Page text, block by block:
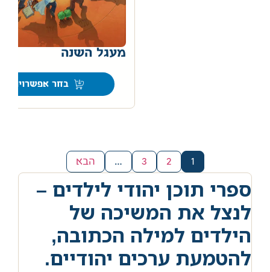
מעגל השנה
בחר אפשרויות
1
2
3
… הבא
ספרי תוכן יהודי לילדים –
לנצל את המשיכה של
הילדים למילה הכתובה,
להטמעת ערכים יהודיים.